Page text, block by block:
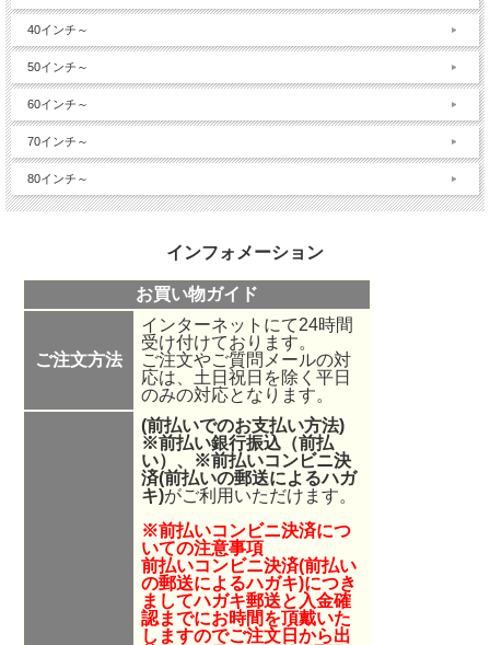
40インチ～
50インチ～
60インチ～
70インチ～
80インチ～
インフォメーション
お買い物ガイド
ご注文方法
インターネットにて24時間
受け付けております。
ご注文やご質問メールの対
応は、土日祝日を除く平日
のみの対応となります。
(前払いでのお支払い方法)
※前払い銀行振込（前払
い）、
※前払いコンビニ決
済(前払いの郵送によるハガ
キ)がご利用いただけます。
※前払いコンビニ決済につ
いての注意事項
前払いコンビニ決済(前払い
の郵送によるハガキ)につき
ましてハガキ郵送と入金確
認までにお時間を頂戴いた
しますのでご注文日から出